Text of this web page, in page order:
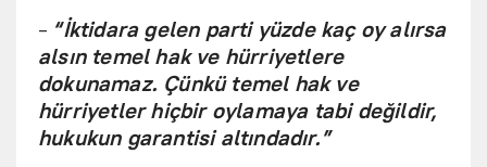
- “İktidara gelen parti yüzde kaç oy alırsa
alsın temel hak ve hürriyetlere
dokunamaz. Çünkü temel hak ve
hürriyetler hiçbir oylamaya tabi değildir,
hukukun garantisi altındadır.”